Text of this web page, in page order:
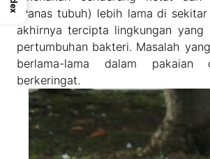
(Panas tubuh) lebih lama di
akhirnya tercipta lingkungan yang
pertumbuhan bakteri. Masalah
berlama-lama dalam pakaian
berkeringat.